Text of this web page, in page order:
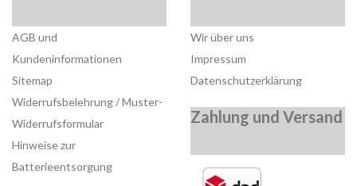
AGB und
Kundeninformationen
Sitemap
Widerrufsbelehrung / Muster-
Widerrufsformular
Hinweise zur
Batterieentsorgung
Wir über uns
Impressum
Datenschutzerklärung
Zahlung und Versand